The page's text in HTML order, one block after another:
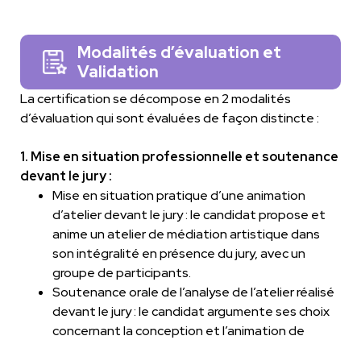
Modalités d’évaluation et
Validation
La certification se décompose en 2 modalités
d’évaluation qui sont évaluées de façon distincte :
1. Mise en situation professionnelle et soutenance
devant le jury :
Mise en situation pratique d’une animation
d’atelier devant le jury : le candidat propose et
anime un atelier de médiation artistique dans
son intégralité en présence du jury, avec un
groupe de participants.
Soutenance orale de l’analyse de l’atelier réalisé
devant le jury : le candidat argumente ses choix
concernant la conception et l’animation de